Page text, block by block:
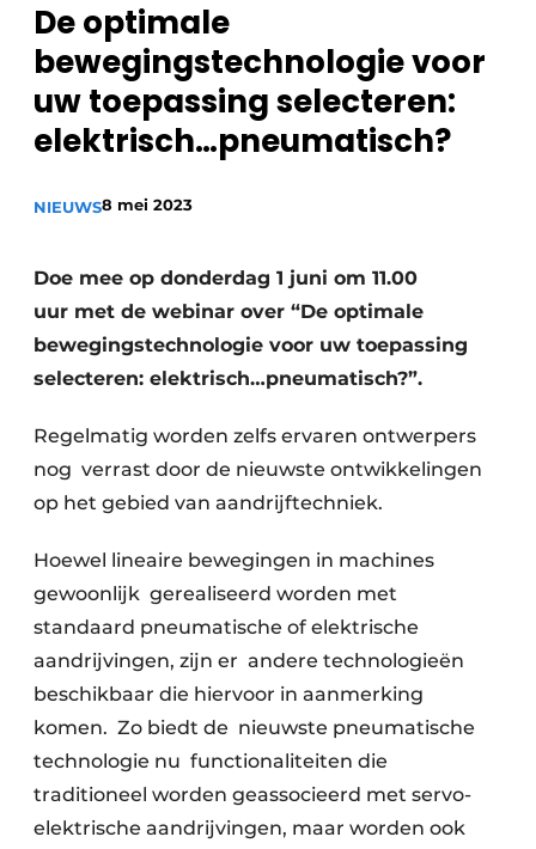
Podcasts
Privacy / Cookie statement
Vacature aanmelden
Vacatures
De optimale
bewegingstechnologie voor
uw toepassing selecteren:
elektrisch…pneumatisch?
NIEUWS8 mei 2023
Doe mee op donderdag 1 juni om 11.00
uur met de webinar over “De optimale
bewegingstechnologie voor uw toepassing
selecteren: elektrisch…pneumatisch?”.
Regelmatig worden zelfs ervaren ontwerpers
nog verrast door de nieuwste ontwikkelingen
op het gebied van aandrijftechniek.
Hoewel lineaire bewegingen in machines
gewoonlijk gerealiseerd worden met
standaard pneumatische of elektrische
aandrijvingen, zijn er andere technologieën
beschikbaar die hiervoor in aanmerking
komen. Zo biedt de nieuwste pneumatische
technologie nu functionaliteiten die
traditioneel worden geassocieerd met servo-
elektrische aandrijvingen, maar worden ook